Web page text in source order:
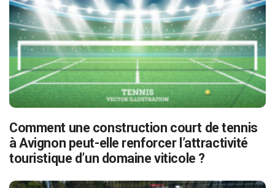
Comment une construction court de tennis
à Avignon peut-elle renforcer l’attractivité
touristique d’un domaine viticole ?